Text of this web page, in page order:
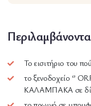
Το εισιτήριο του
το ξενοδοχείο ‘’
ΚΑΛΑΜΠΑΚΑ σε